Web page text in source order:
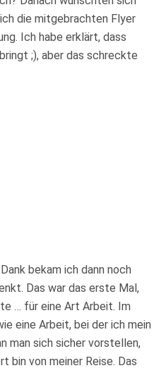
die mitgebrachten Flyer
Ich habe erklärt, dass
;), aber das schreckte
bekam ich dann noch
Das war das erste Mal,
… für eine Art Arbeit. Im
eine Arbeit, bei der ich mein
man sich sicher vorstellen,
bin von meiner Reise. Das